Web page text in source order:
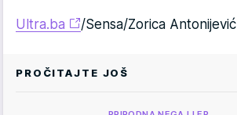
Ultra.ba /Sensa/Zorica Antonijević
PROČITAJTE JOŠ